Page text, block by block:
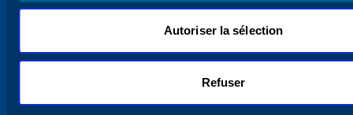
Autoriser la sélection
Refuser